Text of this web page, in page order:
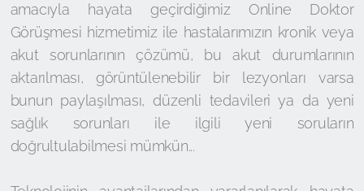
amacıyla hayata geçirdiğimiz Online Doktor
Görüşmesi hizmetimiz ile hastalarımızın kronik veya
akut sorunlarının çözümü, bu akut durumlarının
aktarılması, görüntülenebilir bir lezyonları varsa
bunun paylaşılması, düzenli tedavileri ya da yeni
sağlık sorunları ile ilgili yeni soruların
doğrultulabilmesi mümkün...